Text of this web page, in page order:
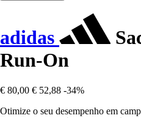
adidas
Run-On
€ 80,00 € 52,88 -34%
Otimize o seu desempenho em